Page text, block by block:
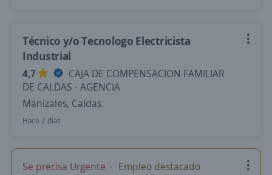
Técnico y/o Tecnologo Electricista
Industrial
4,7
CAJA DE COMPENSACION FAMILIAR
DE CALDAS - AGENCIA
Manizales, Caldas
Hace 2 días
Se precisa Urgente Empleo destacado